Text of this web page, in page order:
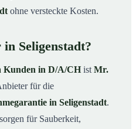
ohne versteckte Kosten.
Seligenstadt?
Kunden in D/A/CHist Mr.
für die
in Seligenstadt.
für Sauberkeit,